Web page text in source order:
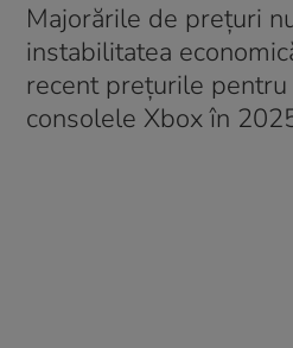
Majorările de prețuri
instabilitatea
recent prețurile
consolele Xbox în